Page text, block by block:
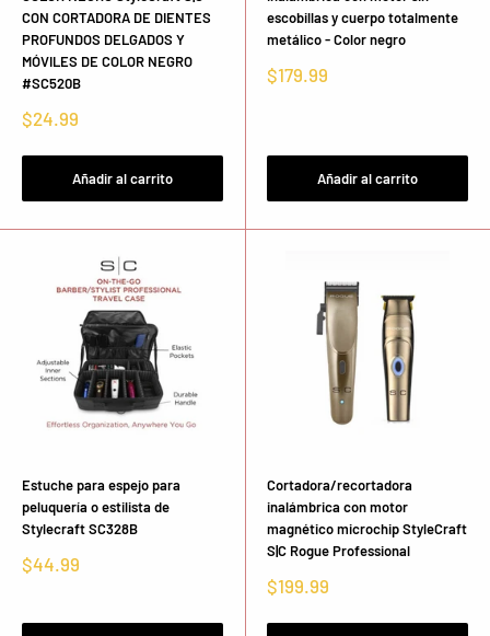
CON CORTADORA DE DIENTES
PROFUNDOS DELGADOS Y
MÓVILES DE COLOR NEGRO
#SC520B
Precio
venta
$24.99
Añadir al carrito
escobillas y cuerpo totalmente
metálico - Color negro
Precio
$179.99
Añadir al carrito
Estuche para espejo para
peluquería o estilista de
Stylecraft SC328B
Precio
$44.99
Cortadora/recortadora
inalámbrica con motor
magnético microchip StyleCraft
S|C Rogue Professional
Precio
venta
$199.99